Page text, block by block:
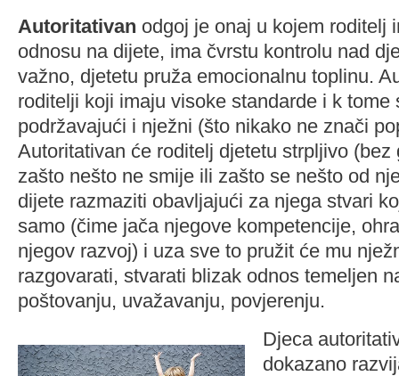
Autoritativan odgoj je onaj u kojem roditelj
odnosu na dijete, ima čvrstu kontrolu nad
važno, djetetu pruža emocionalnu toplinu.
roditelji koji imaju visoke standarde i k tome
podržavajući i nježni (što nikako ne znači
Autoritativan će roditelj djetetu strpljivo (bez
zašto nešto ne smije ili zašto se nešto od
dijete razmaziti obavljajući za njega stvari
samo (čime jača njegove kompetencije,
njegov razvoj) i uza sve to pružit će mu
razgovarati, stvarati blizak odnos temeljen
poštovanju, uvažavanju, povjerenju.
Djeca
dokazano